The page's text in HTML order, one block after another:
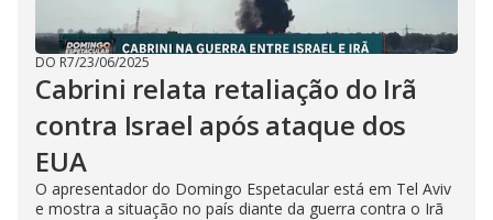
DO R7/23/06/2025
Cabrini relata retaliação do Irã
contra Israel após ataque dos
EUA
O apresentador do Domingo Espetacular está em Tel Aviv
e mostra a situação no país diante da guerra contra o Irã